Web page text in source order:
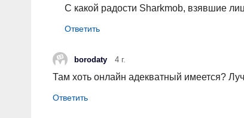
С какой радости Sharkmob, взявшие
borodaty 4 г.
Там хоть онлайн адекватный имеется?